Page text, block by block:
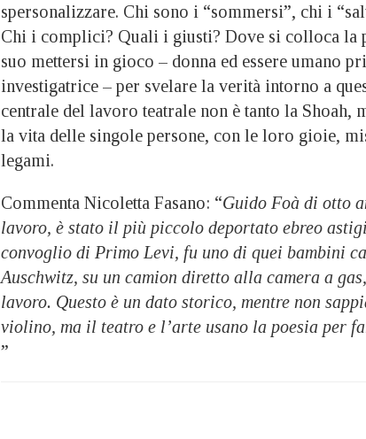
spersonalizzare. Chi sono i “sommersi”, chi i
Chi i complici? Quali i giusti? Dove si colloca la
suo mettersi in gioco – donna ed essere umano
investigatrice – per svelare la verità intorno a
centrale del lavoro teatrale non è tanto la Shoah,
la vita delle singole persone, con le loro gioie,
legami.
Commenta Nicoletta Fasano: “Guido Foà di otto
lavoro, è stato il più piccolo deportato ebreo
convoglio di Primo Levi, fu uno di quei bambini
Auschwitz, su un camion diretto alla camera a
lavoro. Questo è un dato storico, mentre non
violino, ma il teatro e l’arte usano la poesia per
”